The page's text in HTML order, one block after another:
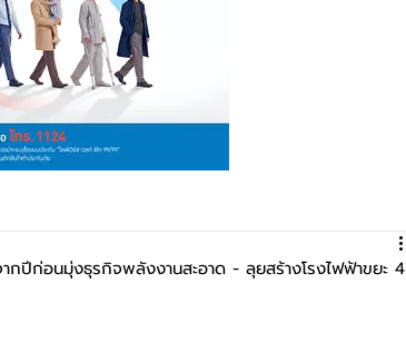
ปีก่อนมุ่งธุรกิจพลังงานสะอาด - ลุยสร้างโรงไฟฟ้าขยะ 4